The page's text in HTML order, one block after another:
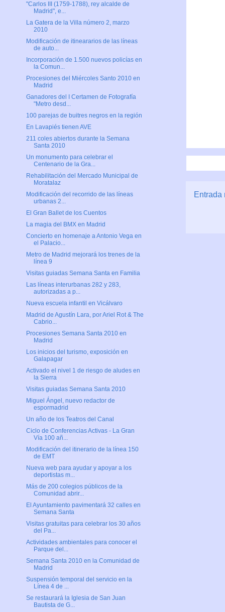
Entrada
"Carlos III (1759-1788), rey alcalde de
Madrid", e...
La Gatera de la Villa número 2, marzo
2010
Modificación de itineararios de las líneas
de auto...
Incorporación de 1.500 nuevos policías en
la Comun...
Procesiones del Miércoles Santo 2010 en
Madrid
Ganadores del I Certamen de Fotografía
"Metro desd...
100 parejas de buitres negros en la región
En Lavapiés tienen AVE
211 coles abiertos durante la Semana
Santa 2010
Un monumento para celebrar el
Centenario de la Gra...
Rehabilitación del Mercado Municipal de
Moratalaz
Modificación del recorrido de las líneas
urbanas 2...
El Gran Ballet de los Cuentos
La magia del BMX en Madrid
Concierto en homenaje a Antonio Vega en
el Palacio...
Metro de Madrid mejorará los trenes de la
línea 9
Visitas guiadas Semana Santa en Familia
Las líneas interurbanas 282 y 283,
autorizadas a p...
Nueva escuela infantil en Vicálvaro
Madrid de Agustín Lara, por Ariel Rot & The
Cabrio...
Procesiones Semana Santa 2010 en
Madrid
Los inicios del turismo, exposición en
Galapagar
Activado el nivel 1 de riesgo de aludes en
la Sierra
Visitas guiadas Semana Santa 2010
Miguel Ángel, nuevo redactor de
espormadrid
Un año de los Teatros del Canal
Ciclo de Conferencias Activas - La Gran
Vía 100 añ...
Modificación del itinerario de la línea 150
de EMT
Nueva web para ayudar y apoyar a los
deportistas m...
Más de 200 colegios públicos de la
Comunidad abrir...
El Ayuntamiento pavimentará 32 calles en
Semana Santa
Visitas gratuitas para celebrar los 30 años
del Pa...
Actividades ambientales para conocer el
Parque del...
Semana Santa 2010 en la Comunidad de
Madrid
Suspensión temporal del servicio en la
Línea 4 de ...
Se restaurará la Iglesia de San Juan
Bautista de G...